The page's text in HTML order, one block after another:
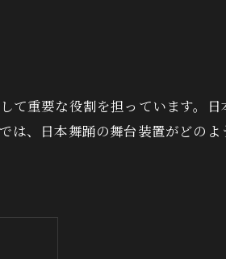
て重要な役割を担っています。日
は、日本舞踊の舞台装置がどのよ